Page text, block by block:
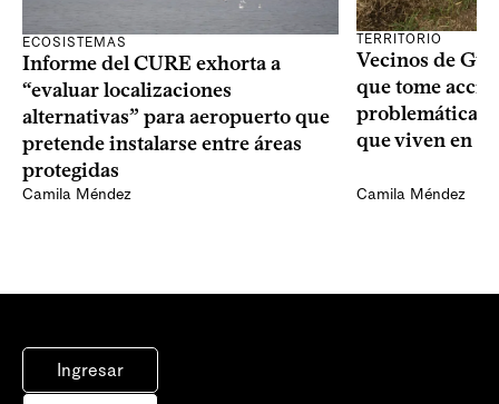
ECOSISTEMAS
Informe del CURE exhorta a
“evaluar localizaciones
alternativas” para aeropuerto que
pretende instalarse entre áreas
protegidas
Camila Méndez
TERRITORIO
Vecinos de
que tome
problemáticas
que viven en
Camila Méndez
Ingresar